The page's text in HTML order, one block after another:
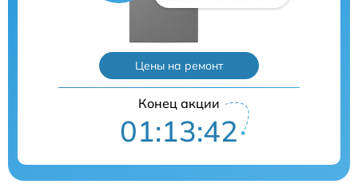
Цены на ремонт
Конец акции
01:13:41